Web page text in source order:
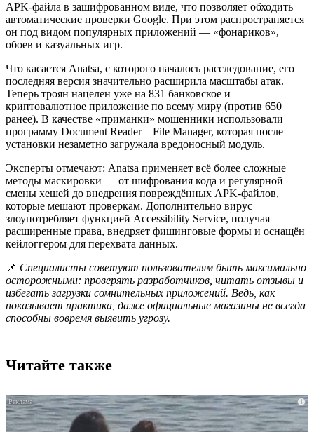
APK-файла в зашифрованном виде, что позволяет обходить
автоматические проверки Google. При этом распространяется
он под видом популярных приложений — «фонариков»,
обоев и казуальных игр.
Что касается Anatsa, с которого началось расследование, его
последняя версия значительно расширила масштабы атак.
Теперь троян нацелен уже на 831 банковское и
криптовалютное приложение по всему миру (против 650
ранее). В качестве «приманки» мошенники использовали
программу Document Reader – File Manager, которая после
установки незаметно загружала вредоносный модуль.
Эксперты отмечают: Anatsa применяет всё более сложные
методы маскировки — от шифрования кода и регулярной
смены хешей до внедрения повреждённых APK-файлов,
которые мешают проверкам. Дополнительно вирус
злоупотребляет функцией Accessibility Service, получая
расширенные права, внедряет фишинговые формы и оснащён
кейлоггером для перехвата данных.
📌 Специалисты советуют пользователям быть максимально
осторожными: проверять разработчиков, читать отзывы и
избегать загрузки сомнительных приложений. Ведь, как
показывает практика, даже официальные магазины не всегда
способны вовремя выявить угрозу.
Читайте также
i